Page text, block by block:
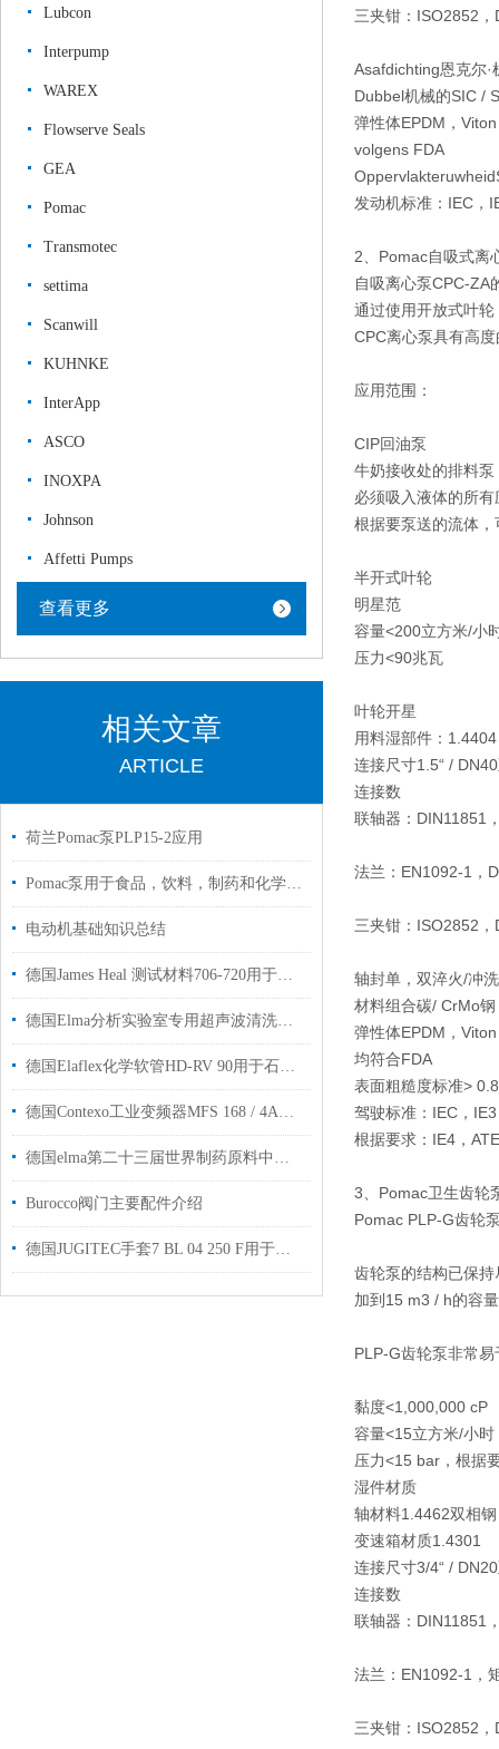
Lubcon
Interpump
WAREX
Flowserve Seals
GEA
Pomac
Transmotec
settima
Scanwill
KUHNKE
InterApp
ASCO
INOXPA
Johnson
Affetti Pumps
查看更多
相关文章
ARTICLE
荷兰Pomac泵PLP15-2应用
Pomac泵用于食品，饮料，制药和化学工业
电动机基础知识总结
德国James Heal 测试材料706-720用于纺织行业
德国Elma分析实验室专用超声波清洗机P180H国内代理现货
德国Elaflex化学软管HD-RV 90用于石油基产品的无螺旋加油软管
德国Contexo工业变频器MFS 168 / 4A用于饮料化工制造行业
德国elma第二十三届世界制药原料中国展参展信息
Burocco阀门主要配件介绍
德国JUGITEC手套7 BL 04 250 F用于化学无菌车间使用
三夹钳：ISO2852
Asafdichting恩克尔
Dubbel机械的
弹性体EPDM，
volgens FDA
Oppervlakteruwheid
发动机标准：IEC，
2、Pomac自吸式离
自吸离心泵CPC-ZA
通过使用开放式叶
CPC离心泵具有高
应用范围：
CIP回油泵
牛奶接收处的排料泵
必须吸入液体的所有
根据要泵送的流体
半开式叶轮
明星范
容量<200立方米/小
压力<90兆瓦
叶轮开星
用料湿部件：1.4404
连接尺寸1.5“ /
连接数
联轴器：DIN11851
法兰：EN1092-1，
三夹钳：ISO2852
轴封单，双淬火/冲
材料组合碳/ CrMo钢
弹性体EPDM，
均符合FDA
表面粗糙度标准>
驾驶标准：IEC，
根据要求：IE4，
3、Pomac卫生齿轮
Pomac PLP-G齿轮
齿轮泵的结构已保
加到15 m3 / h的容
PLP-G齿轮泵非常
黏度<1,000,000 cP
容量<15立方米/小时
压力<15 bar，根据
湿件材
轴材料1.4462双相钢
变速箱材质1.4301
连接尺寸3/4“ /
连接数
联轴器：DIN11851
法兰：EN1092-1，
三夹钳：ISO2852